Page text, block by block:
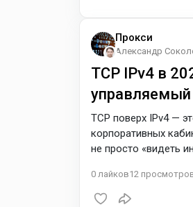
Прокси
Александр
TCP IPv4 в
управляемый
TCP поверх IPv4 —
корпоративных
не просто «видеть
TCP. Кратко о
клиент сначала
0 лайков12